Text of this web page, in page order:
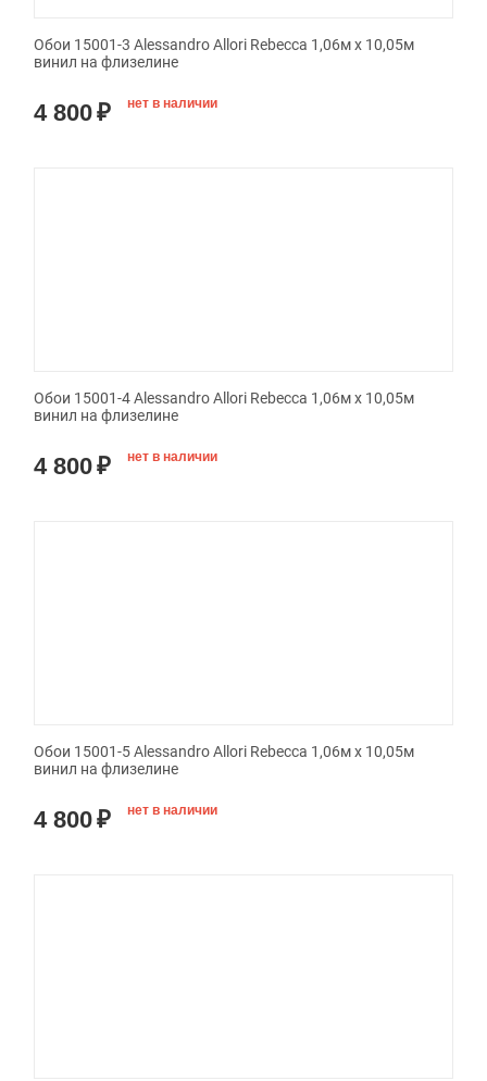
Обои 15001-3 Alessandro Allori Rebecca 1,06м х 10,05м
винил на флизелине
4 800₽ нет в наличии
Обои 15001-4 Alessandro Allori Rebecca 1,06м х 10,05м
винил на флизелине
4 800₽ нет в наличии
Обои 15001-5 Alessandro Allori Rebecca 1,06м х 10,05м
винил на флизелине
4 800₽ нет в наличии